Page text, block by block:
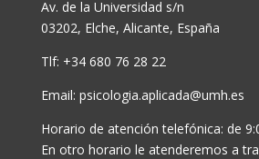
Av. de la Universidad s/n
03202, Elche, Alicante, España
Tlf: +34 680 76 28 22
Email: psicologia.aplicada@umh.es
Horario de atención telefónica: de
En otro horario le atenderemos a